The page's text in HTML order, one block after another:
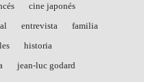
cine japonés
entrevista
familia
historia
jean-luc godard